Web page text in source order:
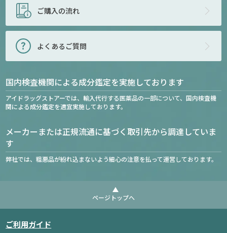
ご購入の流れ
よくあるご質問
国内検査機関による成分鑑定を実施しております
アイドラッグストアーでは、輸入代行する医薬品の一部について、国内検査機
関による成分鑑定を適宜実施しております。
メーカーまたは正規流通に基づく取引先から調達していま
す
弊社では、粗悪品が紛れ込まないよう細心の注意を払って運営しております。
ページトップへ
ご利用ガイド